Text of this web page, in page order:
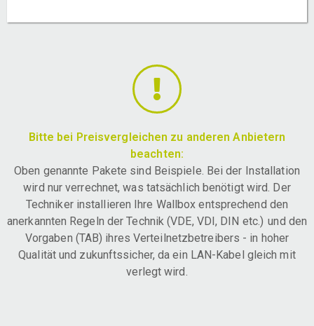
Bitte bei Preisvergleichen zu anderen Anbietern
beachten:
Oben genannte Pakete sind Beispiele. Bei der Installation
wird nur verrechnet, was tatsächlich benötigt wird. Der
Techniker installieren Ihre Wallbox entsprechend den
anerkannten Regeln der Technik (VDE, VDI, DIN etc.) und den
Vorgaben (TAB) ihres Verteilnetzbetreibers - in hoher
Qualität und zukunftssicher, da ein LAN-Kabel gleich mit
verlegt wird.